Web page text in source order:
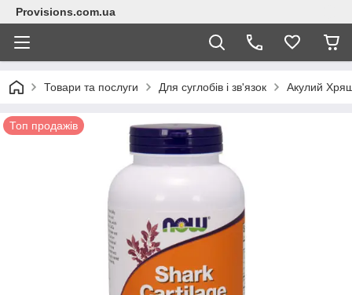
Provisions.com.ua
Товари та послуги Для суглобів і зв'язок Акулий
Топ продажів